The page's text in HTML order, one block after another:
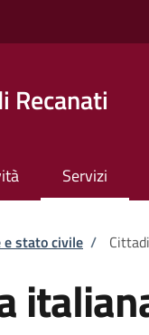
Recanati
Servizi
e stato civile /